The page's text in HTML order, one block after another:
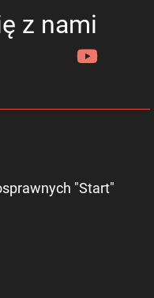
z nami
"Start"